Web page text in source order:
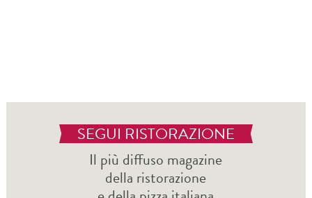
SEGUI RISTORAZIONE
Il più diffuso magazine
della ristorazione